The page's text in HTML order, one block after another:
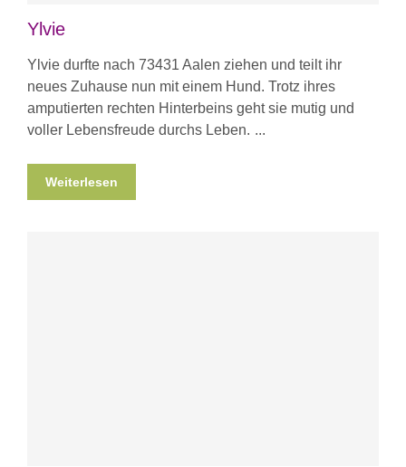
Ylvie
Ylvie durfte nach 73431 Aalen ziehen und teilt ihr
neues Zuhause nun mit einem Hund. Trotz ihres
amputierten rechten Hinterbeins geht sie mutig und
voller Lebensfreude durchs Leben.
Weiterlesen